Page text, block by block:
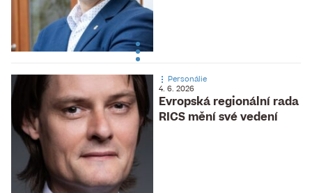
Evropská regionální rada
RICS mění své vedení
Personálie
4. 6. 2026